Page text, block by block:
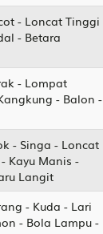
- Loncat Tinggi
- Betara
- Lompat
- Balon -
- Singa - Loncat
Kayu Manis -
Langit
- Kuda - Lari
- Bola Lampu -